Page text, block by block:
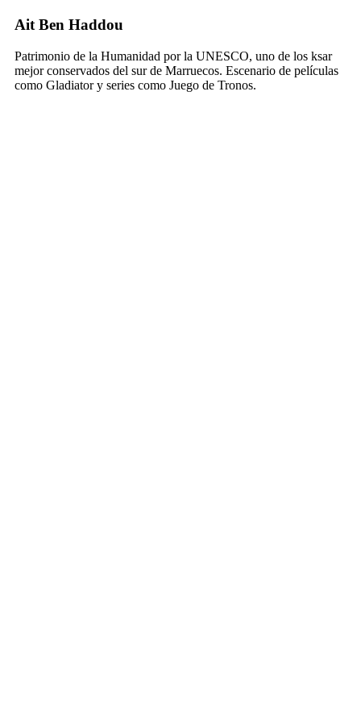
Ait Ben Haddou
Patrimonio de la Humanidad por la UNESCO, uno de los ksar
mejor conservados del sur de Marruecos. Escenario de películas
como Gladiator y series como Juego de Tronos.